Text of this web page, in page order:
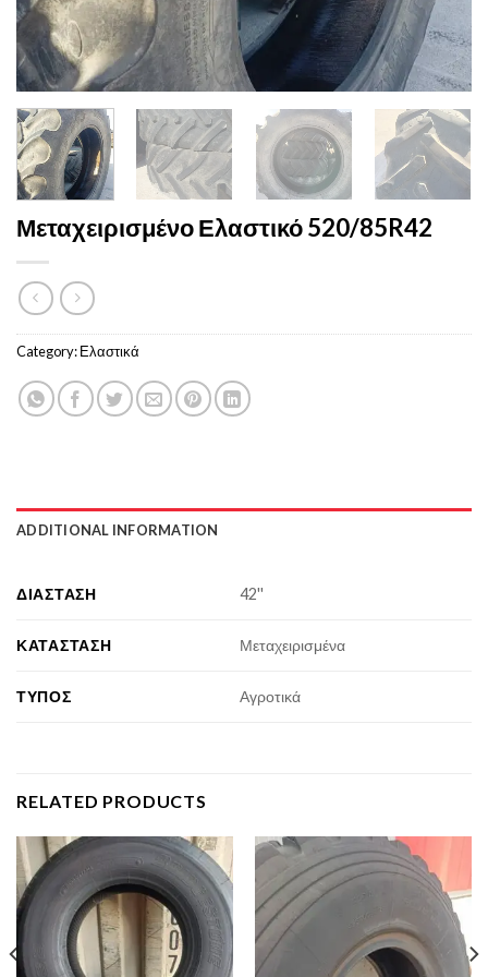
Μεταχειρισμένο Ελαστικό 520/85R42
Category:Ελαστικά
ADDITIONAL INFORMATION
ΔΙΆΣΤΑΣΗ 42''
ΚΑΤΆΣΤΑΣΗ Μεταχειρισμένα
ΤΎΠΟΣ Αγροτικά
RELATED PRODUCTS